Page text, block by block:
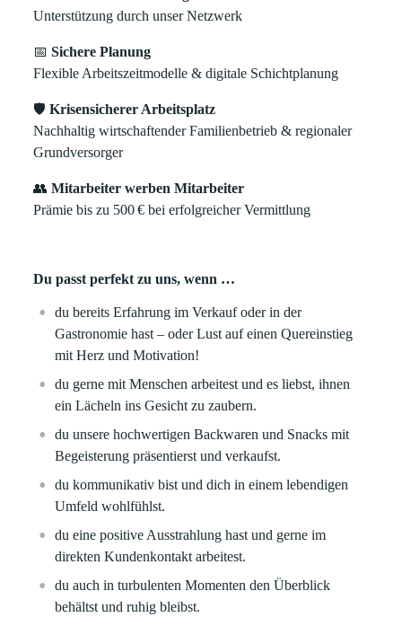
Unterstützung durch unser Netzwerk
📅 Sichere Planung
Flexible Arbeitszeitmodelle & digitale Schichtplanung
🛡️ Krisensicherer Arbeitsplatz
Nachhaltig wirtschaftender Familienbetrieb & regionaler
Grundversorger
👥 Mitarbeiter werben Mitarbeiter
Prämie bis zu 500€ bei erfolgreicher Vermittlung
Du passt perfekt zu uns, wenn …
du bereits Erfahrung im Verkauf oder in der
Gastronomie hast – oder Lust auf einen Quereinstieg
mit Herz und Motivation!
du gerne mit Menschen arbeitest und es liebst, ihnen
ein Lächeln ins Gesicht zu zaubern.
du unsere hochwertigen Backwaren und Snacks mit
Begeisterung präsentierst und verkaufst.
du kommunikativ bist und dich in einem lebendigen
Umfeld wohlfühlst.
du eine positive Ausstrahlung hast und gerne im
direkten Kundenkontakt arbeitest.
du auch in turbulenten Momenten den Überblick
behältst und ruhig bleibst.